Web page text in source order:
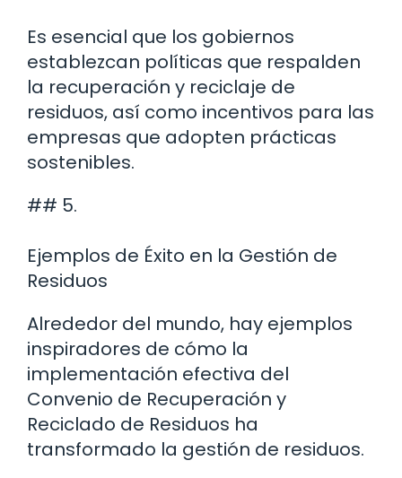
Es esencial que los gobiernos
establezcan políticas que respalden
la recuperación y reciclaje de
residuos, así como incentivos para las
empresas que adopten prácticas
sostenibles.
## 5.
Ejemplos de Éxito en la Gestión de
Residuos
Alrededor del mundo, hay ejemplos
inspiradores de cómo la
implementación efectiva del
Convenio de Recuperación y
Reciclado de Residuos ha
transformado la gestión de residuos.